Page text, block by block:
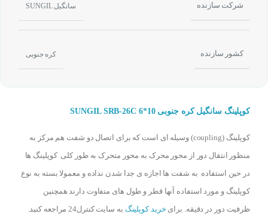
شرکت سازنده سانگیل SUNGIL
کشور سازنده کره جنوبی
کوپلینگ سانگیل کره جنوبی SUNGIL SRB-26C 6*10
کوپلینگ (coupling) وسیله ای است که برای اتصال دو شفت هم مرکز به
منظور انتقال دور از محور محرک به محور متحرک به طور کلی کوپلینگ ها
در حین استفاده به شفت ها اجازه ی جدا شدن نداده و معمولا بسته به نوع
کوپلینگ و مورد استفاده آنها قطر و طول های متفاوت دارند همچنین
ظرفیت دور در دقیقه. برای خرید کوپلینگ به سایت کنترل24 مراجعه کنید.